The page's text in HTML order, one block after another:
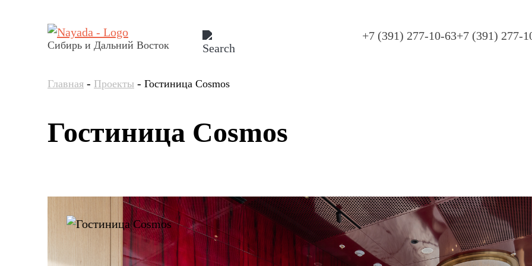
Сибирь и Дальний Восток
+7 (391) 277-10-63+7 (391) 277-
Главная - Проекты - Гостиница Cosmos
Гостиница Cosmos